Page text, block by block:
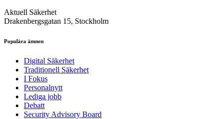
Aktuell Säkerhet
Drakenbergsgatan 15, Stockholm
Populära ämnen
Digital Säkerhet
Traditionell Säkerhet
I Fokus
Personalnytt
Lediga jobb
Debatt
Security Advisory Board